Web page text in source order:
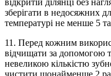
зберігати в недосяжних
температурі не менше 5
11. Перед кожним
відчищати за допомогою
невеликою кількістю
чистити щонайменше 2